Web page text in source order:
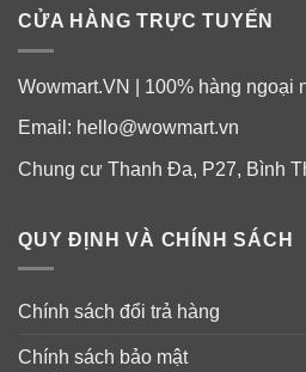
CỬA HÀNG TRỰC TUYẾN
Wowmart.VN | 100% hàng ngoại
Email: hello@wowmart.vn
Chung cư Thanh Đa, P27, Bình
QUY ĐỊNH VÀ CHÍNH SÁCH
Chính sách đổi trả hàng
Chính sách bảo mật